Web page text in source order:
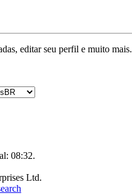
editar seu perfil e muito mais.
08:32.
Ltd.